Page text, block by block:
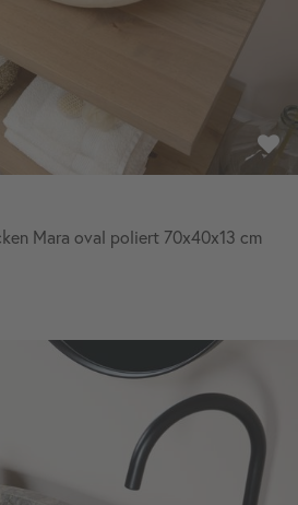
Mara oval poliert 70x40x13 cm